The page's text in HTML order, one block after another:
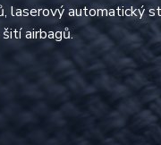
laserový automatický
airbagů.